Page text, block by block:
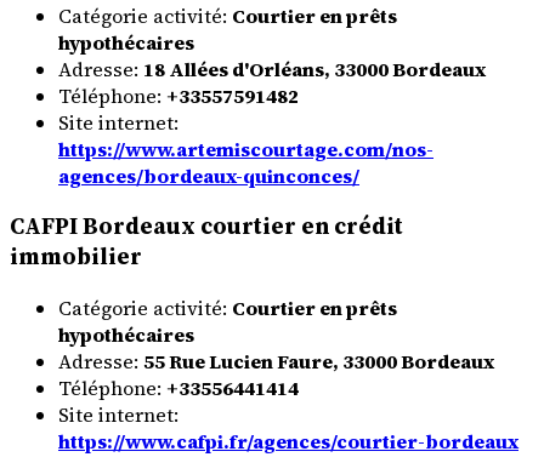
Catégorie activité: Courtier en prêts
hypothécaires
Adresse: 18 Allées d'Orléans, 33000 Bordeaux
Téléphone: +33557591482
Site internet:
https://www.artemiscourtage.com/nos-
agences/bordeaux-quinconces/
CAFPI Bordeaux courtier en crédit
immobilier
Catégorie activité: Courtier en prêts
hypothécaires
Adresse: 55 Rue Lucien Faure, 33000 Bordeaux
Téléphone: +33556441414
Site internet:
https://www.cafpi.fr/agences/courtier-bordeaux